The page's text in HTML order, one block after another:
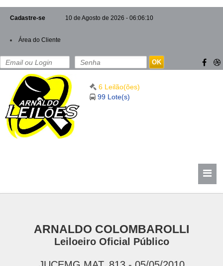
Cadastre-se 10 de Agosto de 2026 - 06:06:12
Área do Cliente
OK
6 Leilão(ões)
99 Lote(s)
ARNALDO COLOMBAROLLI
Leiloeiro Oficial Público